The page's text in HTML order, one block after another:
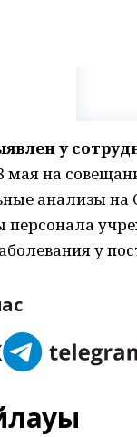
у
мая на
анализы на
персонала
у